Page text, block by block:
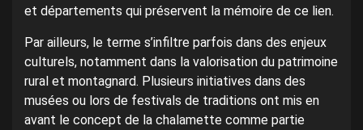
et départements qui préservent la mémoire de ce lien.
Par ailleurs, le terme s’infiltre parfois dans des enjeux
culturels, notamment dans la valorisation du patrimoine
rural et montagnard. Plusieurs initiatives dans des
musées ou lors de festivals de traditions ont mis en
avant le concept de la chalamette comme partie